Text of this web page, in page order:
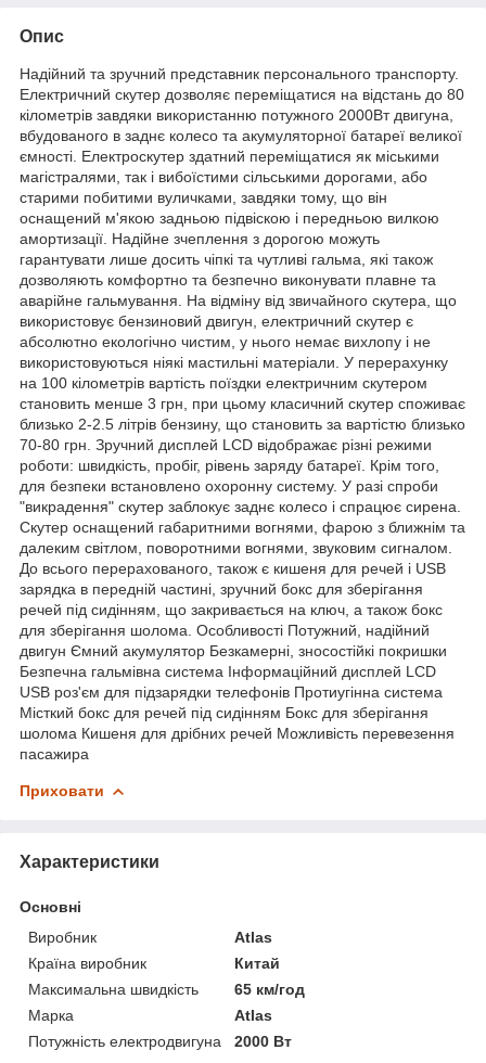
Опис
Надійний та зручний представник персонального транспорту.
Електричний скутер дозволяє переміщатися на відстань до 80
кілометрів завдяки використанню потужного 2000Вт двигуна,
вбудованого в заднє колесо та акумуляторної батареї великої
ємності. Електроскутер здатний переміщатися як міськими
магістралями, так і вибоїстими сільськими дорогами, або
старими побитими вуличками, завдяки тому, що він
оснащений м'якою задньою підвіскою і передньою вилкою
амортизації. Надійне зчеплення з дорогою можуть
гарантувати лише досить чіпкі та чутливі гальма, які також
дозволяють комфортно та безпечно виконувати плавне та
аварійне гальмування. На відміну від звичайного скутера, що
використовує бензиновий двигун, електричний скутер є
абсолютно екологічно чистим, у нього немає вихлопу і не
використовуються ніякі мастильні матеріали. У перерахунку
на 100 кілометрів вартість поїздки електричним скутером
становить менше 3 грн, при цьому класичний скутер споживає
близько 2-2.5 літрів бензину, що становить за вартістю близько
70-80 грн. Зручний дисплей LCD відображає різні режими
роботи: швидкість, пробіг, рівень заряду батареї. Крім того,
для безпеки встановлено охоронну систему. У разі спроби
"викрадення" скутер заблокує заднє колесо і спрацює сирена.
Скутер оснащений габаритними вогнями, фарою з ближнім та
далеким світлом, поворотними вогнями, звуковим сигналом.
До всього перерахованого, також є кишеня для речей і USB
зарядка в передній частині, зручний бокс для зберігання
речей під сидінням, що закривається на ключ, а також бокс
для зберігання шолома. Особливості Потужний, надійний
двигун Ємний акумулятор Безкамерні, зносостійкі покришки
Безпечна гальмівна система Інформаційний дисплей LCD
USB роз'єм для підзарядки телефонів Протиугінна система
Місткий бокс для речей під сидінням Бокс для зберігання
шолома Кишеня для дрібних речей Можливість перевезення
пасажира
Приховати
Характеристики
Основні
Виробник
Atlas
Країна виробник
Китай
Максимальна швидкість
65 км/год
Марка
Atlas
Потужність електродвигуна
2000 Вт